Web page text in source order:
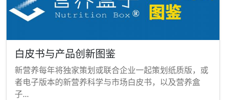
白皮书与产品创新图鉴
新营养每年将独家策划或联合企业一起策划纸质版，或
者电子版本的新营养科学与市场白皮书，以及营养盒
子...